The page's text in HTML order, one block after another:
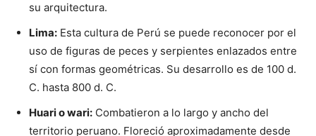
su arquitectura.
Lima: Esta cultura de Perú se puede reconocer por el
uso de figuras de peces y serpientes enlazados entre
sí con formas geométricas. Su desarrollo es de 100 d.
C. hasta 800 d. C.
Huari o wari: Combatieron a lo largo y ancho del
territorio peruano. Floreció aproximadamente desde